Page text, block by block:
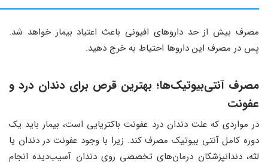
مصرف بیش از حد داروهای افیونی باعث اعتیاد بیمار خواهد شد.
پس در مصرف این داروها احتیاط به خرج دهید.
مصرف آنتی‌بیوتیک‌ها؛ بهترین قرص برای دندان درد و
عفونت
در مواردی که علت دندان درد عفونت باکتریایی است، بیمار باید یک
دوره کامل آنتی بیوتیک مصرف کند. زیرا با وجود عفونت در دندان یا
لثه، دندانپزشکان درمان‌های تخصصی روی دندان آسیب‌دیده انجام